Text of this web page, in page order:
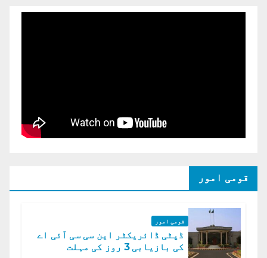
قومی امور
قومی امور
ڈپٹی ڈائریکٹر این سی سی آئی اے
کی بازیابی 3 روز کی مہلت